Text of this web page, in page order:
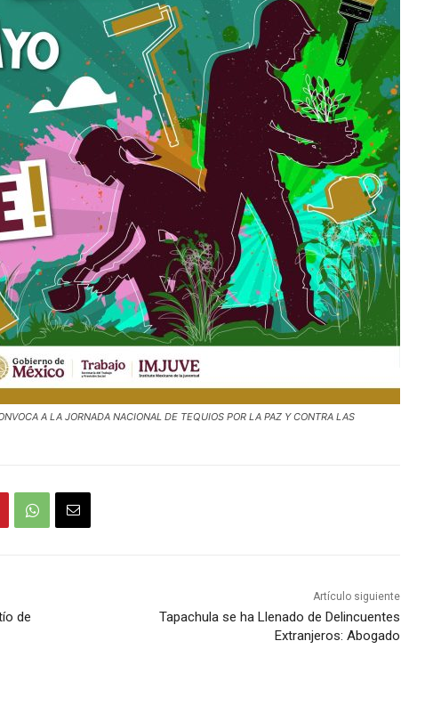
A LA JORNADA NACIONAL DE TEQUIOS POR LA PAZ Y CONTRA LAS
de
Artículo siguiente
Tapachula se ha Llenado de Delincuentes
Extranjeros: Abogado